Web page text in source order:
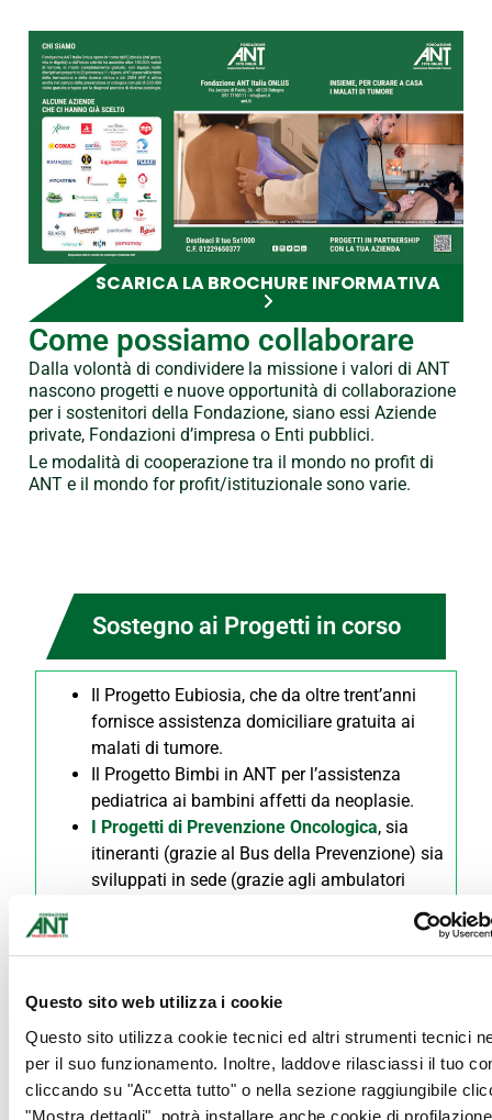
Questo sito web utilizza i cookie
Questo sito utilizza cookie tecnici ed altri strumenti tecnici
per il suo funzionamento. Inoltre, laddove rilasciassi il tuo
cliccando su "Accetta tutto" o nella sezione raggiungibile
"Mostra dettagli", potrà installare anche cookie di
SCARICA LA BROCHURE INFORMATIVA
Come possiamo collaborare
Dalla volontà di condividere la missione i valori di ANT
nascono progetti e nuove opportunità di collaborazione
per i sostenitori della Fondazione, siano essi Aziende
private, Fondazioni d’impresa o Enti pubblici.
Le modalità di cooperazione tra il mondo no profit di
ANT e il mondo for profit/istituzionale sono varie.
Sostegno ai Progetti in corso
Il Progetto Eubiosia, che da oltre trent’anni
fornisce assistenza domiciliare gratuita ai
malati di tumore.
Il Progetto Bimbi in ANT per l’assistenza
pediatrica ai bambini affetti da neoplasie.
I Progetti di Prevenzione Oncologica, sia
itineranti (grazie al Bus della Prevenzione) sia
sviluppati in sede (grazie agli ambulatori
Il Progetto Famiglie in emergenza sociale per
il sostegno economico alle famiglie
Questi, sono solo alcuni esempi di progetti resi
possibili dalla collaborazione e dal concreto
supporto dei nostri sostenitori.
Grazie alle donazioni dedicate, questi progetti